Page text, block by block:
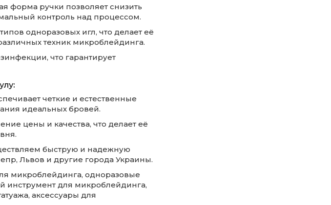
форма ручки позволяет снизить
контроль над процессом.
одноразовых игл, что делает её
техник микроблейдинга.
что гарантирует
четкие и естественные
идеальных бровей.
цены и качества, что делает её
быструю и надежную
Львов и другие города Украины.
микроблейдинга, одноразовые
инструмент для микроблейдинга,
аксессуары для